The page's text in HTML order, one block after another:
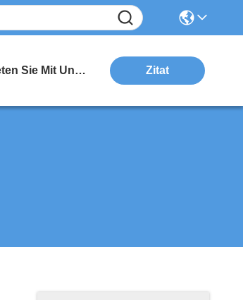
Treten Sie Mit Uns In Verbindung Zitat